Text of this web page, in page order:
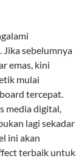
Jika sebelumnya
emas, kini
mulai
tercepat.
media digital,
lagi sekadar
ini akan
terbaik untuk